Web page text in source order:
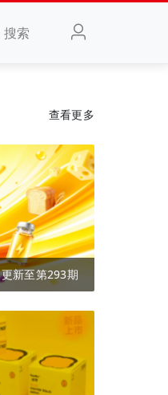
搜索
查看更多
更新至第293期